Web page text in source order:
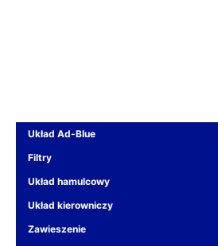
Układ Ad-Blue
Filtry
Układ hamulcowy
Układ kierowniczy
Zawieszenie